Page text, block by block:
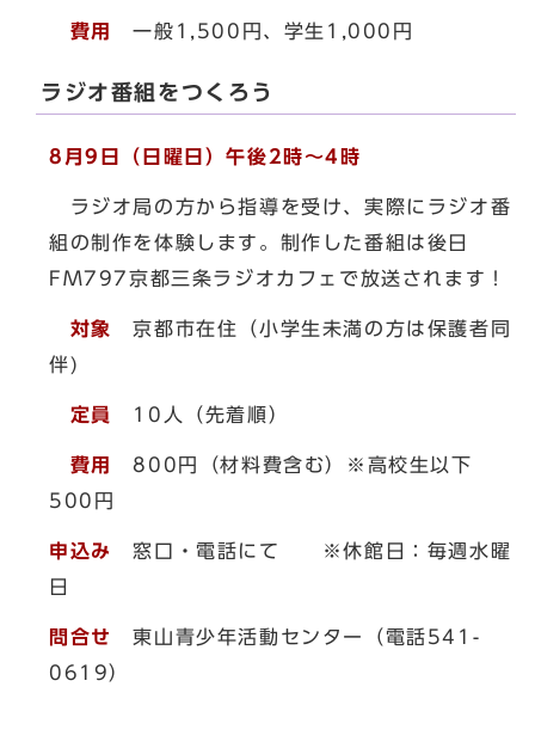
費用 一般1,500円、学生1,000円
ラジオ番組をつくろう
8月9日（日曜日）午後2時～4時
ラジオ局の方から指導を受け、実際にラジオ番
組の制作を体験します。制作した番組は後日
FM797京都三条ラジオカフェで放送されます！
対象
京都市在住（小学生未満の方は保護者同
伴)
定員 10人（先着順）
費用
800円（材料費含む）※高校生以下
500円
申込み
窓口・電話にて ※休館日：毎週水曜
日
問合せ
東山青少年活動センター（電話541-
0619）